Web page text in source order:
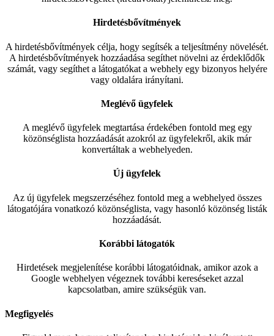
Hirdetésbővítmények
A hirdetésbővítmények célja, hogy segítsék a teljesítmény növelését.
A hirdetésbővítmények hozzáadása segíthet növelni az érdeklődők
számát, vagy segíthet a látogatókat a webhely egy bizonyos helyére
vagy oldalára irányítani.
Meglévő ügyfelek
A meglévő ügyfelek megtartása érdekében fontold meg egy
közönséglista hozzáadását azokról az ügyfelekről, akik már
konvertáltak a webhelyeden.
Új ügyfelek
Az új ügyfelek megszerzéséhez fontold meg a webhelyed összes
látogatójára vonatkozó közönséglista, vagy hasonló közönség listák
hozzáadását.
Korábbi látogatók
Hirdetések megjelenítése korábbi látogatóidnak, amikor azok a
Google webhelyen végeznek további kereséseket azzal
kapcsolatban, amire szükségük van.
Megfigyelés